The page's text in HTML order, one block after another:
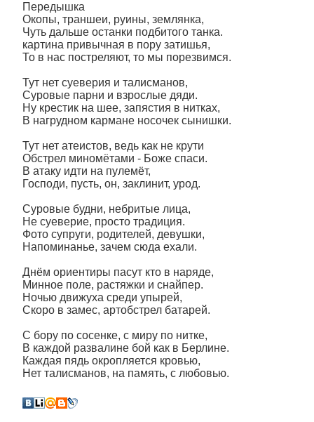
Передышка
Окопы, траншеи, руины, землянка,
Чуть дальше останки подбитого танка.
картина привычная в пору затишья,
То в нас постреляют, то мы порезвимся.
Тут нет суеверия и талисманов,
Суровые парни и взрослые дяди.
Ну крестик на шее, запястия в нитках,
В нагрудном кармане носочек сынишки.
Тут нет атеистов, ведь как не крути
Обстрел миномётами - Боже спаси.
В атаку идти на пулемёт,
Господи, пусть, он, заклинит, урод.
Суровые будни, небритые лица,
Не суеверие, просто традиция.
Фото супруги, родителей, девушки,
Напоминанье, зачем сюда ехали.
Днём ориентиры пасут кто в наряде,
Минное поле, растяжки и снайпер.
Ночью движуха среди упырей,
Скоро в замес, артобстрел батарей.
С бору по сосенке, с миру по нитке,
В каждой развалине бой как в Берлине.
Каждая пядь окропляется кровью,
Нет талисманов, на память, с любовью.